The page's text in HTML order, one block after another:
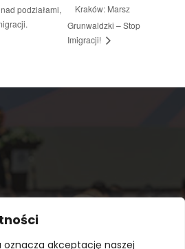
oznacza akceptację naszej
podziałami,
Kraków: Marsz
Grunwaldzki – Stop
Imigracji!